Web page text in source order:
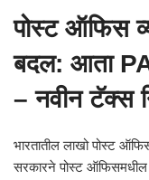
पोस्ट ऑफिस
बदल: आता
– नवीन टॅक्स
भारतातील लाखो पोस्ट
सरकारने पोस्ट ऑफिसमधील